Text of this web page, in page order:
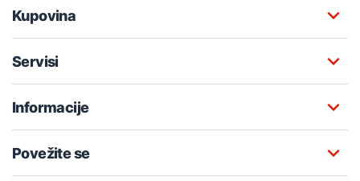
Kupovina
Servisi
Informacije
Povežite se